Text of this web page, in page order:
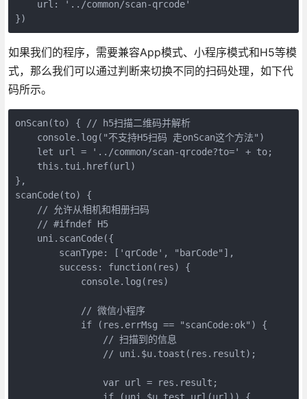
    url: '../common/scan-qrcode'
})
如果我们的程序，需要兼容App模式、小程序模式和H5等模
式，那么我们可以通过判断来切换不同的扫码处理，如下代
码所示。
onScan(to) { // h5扫描二维码并解析
    console.log("不支持H5扫码 走onScan这个方法")
    let url = '../common/scan-qrcode?to=' + to;
    this.tui.href(url)
},
scanCode(to) {
    // 允许从相机和相册扫码
    // #ifndef H5
    uni.scanCode({
        scanType: ['qrCode', "barCode"],
        success: function(res) {
            console.log(res)
            // 微信小程序
            if (res.errMsg == "scanCode:ok") {
                // 扫描到的信息
                // uni.$u.toast(res.result);
                var url = res.result;
                if (uni.$u.test.url(url)) {